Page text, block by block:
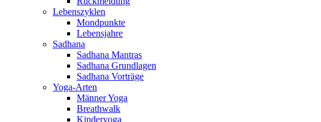
Lebenszyklen
Mondpunkte
Lebensjahre
Sadhana
Sadhana Mantras
Sadhana Grundlagen
Sadhana Vorträge
Yoga-Arten
Männer Yoga
Breathwalk
Kinderyoga